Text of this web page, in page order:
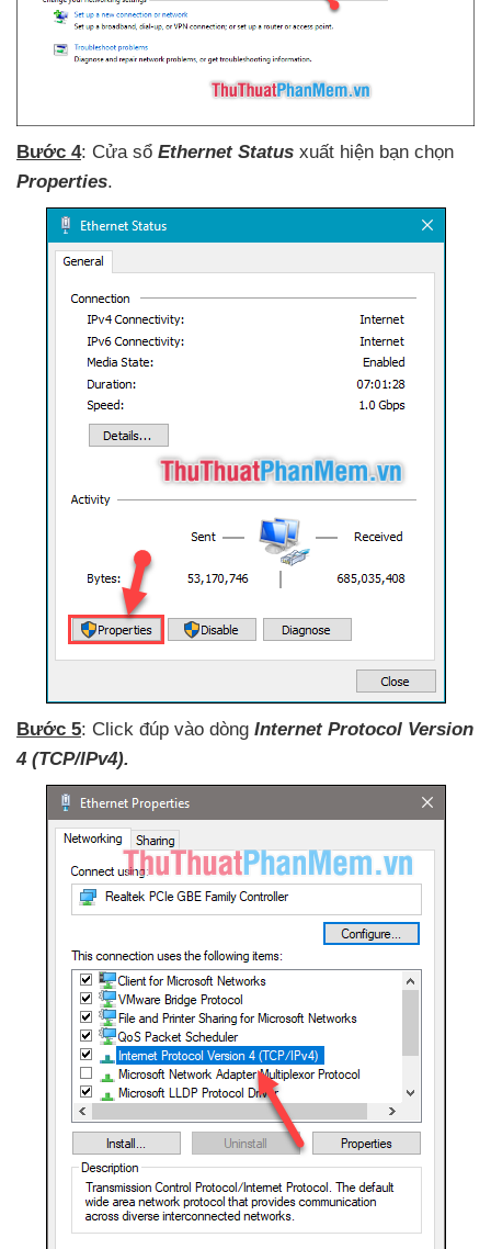
Bước 4: Cửa sổ Ethernet Status xuất hiện bạn chọn
Properties.
Bước 5: Click đúp vào dòng Internet Protocol Version
4 (TCP/IPv4).